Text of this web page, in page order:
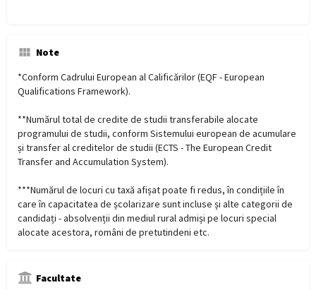
Note
*Conform Cadrului European al Calificărilor (EQF - European
Qualifications Framework).
**Numărul total de credite de studii transferabile alocate
programului de studii, conform Sistemului european de acumulare
și transfer al creditelor de studii (ECTS - The European Credit
Transfer and Accumulation System).
***Numărul de locuri cu taxă afișat poate fi redus, în condițiile în
care în capacitatea de școlarizare sunt incluse și alte categorii de
candidați - absolvenții din mediul rural admiși pe locuri special
alocate acestora, români de pretutindeni etc.
Facultate